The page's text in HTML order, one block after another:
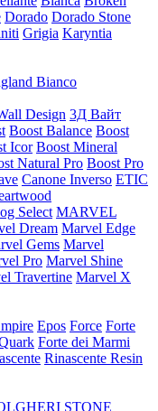
Dorado Dorado Stone
Grigia Karyntia
Bianco
Design 3Д Вайт
Boost Balance Boost
Icor Boost Mineral
Natural Pro Boost Pro
Canone Inverso ETIC
Select MARVEL
Dream Marvel Edge
Gems Marvel
Pro Marvel Shine
Travertine Marvel X
Epos Force Forte
Forte dei Marmi
Rinascente Resin
STONE